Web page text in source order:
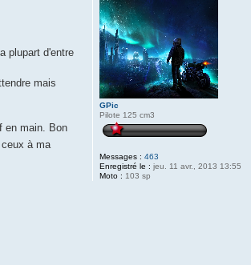
GPic
Pilote 125 cm3
Messages : 463
Enregistré le : jeu. 11 avr., 2013 13:55
Moto : 103 sp
plupart d'entre
mais
en main. Bon
à ma